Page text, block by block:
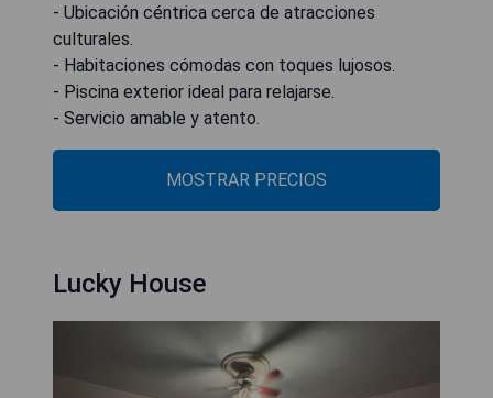
- Ubicación céntrica cerca de atracciones
culturales.
- Habitaciones cómodas con toques lujosos.
- Piscina exterior ideal para relajarse.
- Servicio amable y atento.
MOSTRAR PRECIOS
Lucky House